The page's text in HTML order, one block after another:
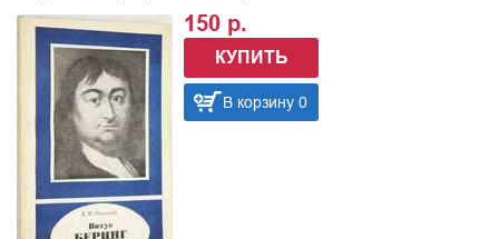
150 р.
КУПИТЬ
В корзину 0